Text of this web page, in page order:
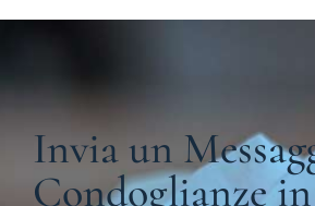
Invia un
Condoglianze